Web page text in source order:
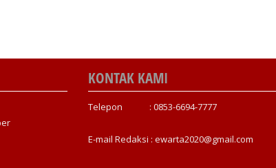
KONTAK KAMI
Telepon : 0853-6694-7777
E-mail Redaksi : ewarta2020@gmail.com